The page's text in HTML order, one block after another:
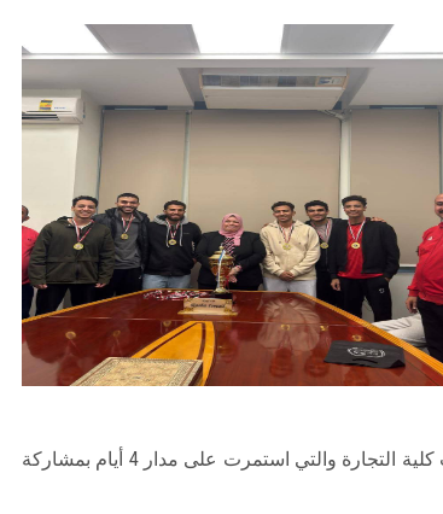
وقام اتحاد طلاب الكلية بتنظيم فعاليات الدوري على ملاعب كلية التجارة والتي استمرت على مدار 4 أيام بمشاركة